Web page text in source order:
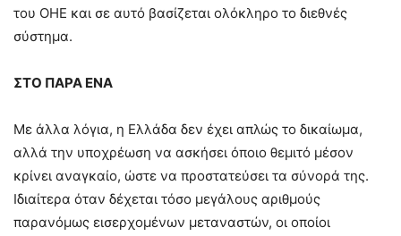
του ΟΗΕ και σε αυτό βασίζεται ολόκληρο το διεθνές
σύστημα.
ΣΤΟ ΠΑΡΑ ΕΝΑ
Με άλλα λόγια, η Ελλάδα δεν έχει απλώς το δικαίωμα,
αλλά την υποχρέωση να ασκήσει όποιο θεμιτό μέσον
κρίνει αναγκαίο, ώστε να προστατεύσει τα σύνορά της.
Ιδιαίτερα όταν δέχεται τόσο μεγάλους αριθμούς
παρανόμως εισερχομένων μεταναστών, οι οποίοι